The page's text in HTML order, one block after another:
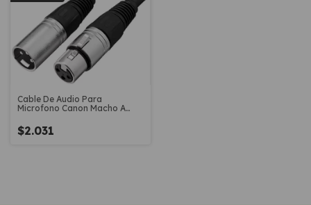
Cable De Audio Para
Microfono Canon Macho A
$2.031